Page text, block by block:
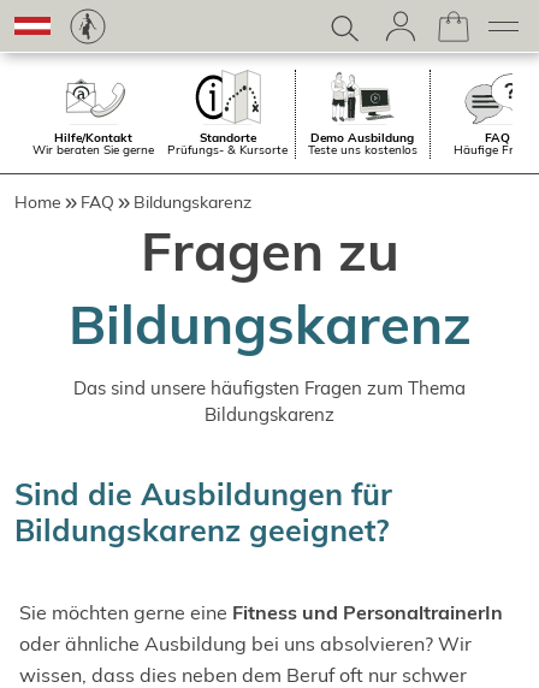
Hilfe/Kontakt
Wir beraten Sie gerne
Standorte
Prüfungs- & Kursorte
Demo Ausbildung
Teste uns kostenlos
FAQ
Häufige
Home FAQ Bildungskarenz
Fragen zu
Bildungskarenz
Das sind unsere häufigsten Fragen zum Thema
Bildungskarenz
Sind die Ausbildungen für
Bildungskarenz geeignet?
Sie möchten gerne eine Fitness und PersonaltrainerIn
oder ähnliche Ausbildung bei uns absolvieren? Wir
wissen, dass dies neben dem Beruf oft nur schwer